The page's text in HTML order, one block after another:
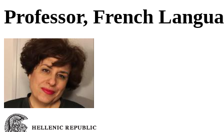
Professor, French